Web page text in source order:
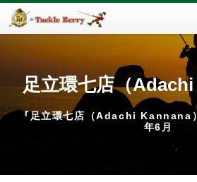
足立環七店（
『足立環七店（Adachi
年6月